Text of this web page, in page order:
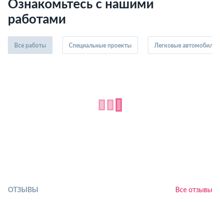
Ознакомьтесь с нашими
работами
Все работы Специальные проекты Легковые автомобили
ОТЗЫВЫ Все отзывы